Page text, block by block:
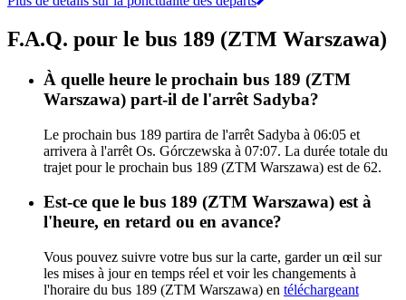
F.A.Q. pour le bus 189 (ZTM Warszawa)
À quelle heure le prochain bus 189 (ZTM
Warszawa) part-il de l'arrêt Sadyba?
Le prochain bus 189 partira de l'arrêt Sadyba à 06:05 et
arrivera à l'arrêt Os. Górczewska à 07:07. La durée totale du
trajet pour le prochain bus 189 (ZTM Warszawa) est de 62.
Est-ce que le bus 189 (ZTM Warszawa) est à
l'heure, en retard ou en avance?
Vous pouvez suivre votre bus sur la carte, garder un œil sur
les mises à jour en temps réel et voir les changements à
l'horaire du bus 189 (ZTM Warszawa) en téléchargeant